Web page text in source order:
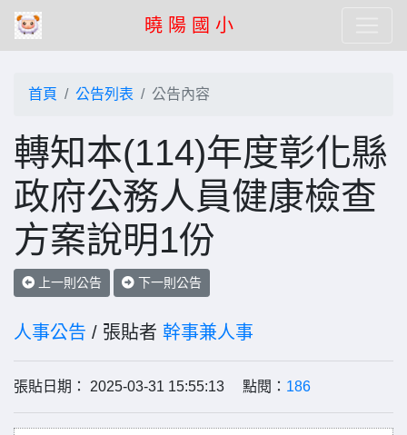
曉 陽 國 小
首頁 公告列表 公告內容
轉知本(114)年度彰化縣
政府公務人員健康檢查
方案說明1份
上一則公告 下一則公告
人事公告 / 張貼者 幹事兼人事
張貼日期： 2025-03-31 15:55:13 點閱： 186